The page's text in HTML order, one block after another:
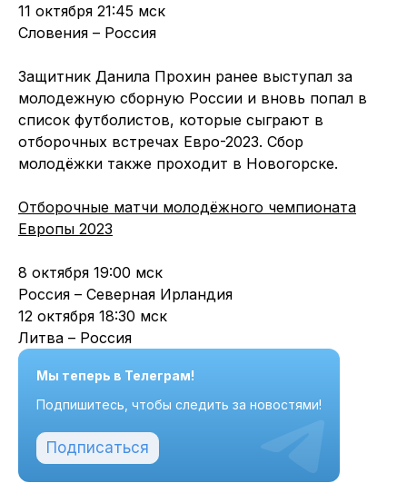
11 октября 21:45 мск
Словения – Россия
Защитник Данила Прохин ранее выступал за
молодежную сборную России и вновь попал в
список футболистов, которые сыграют в
отборочных встречах Евро-2023. Сбор
молодёжки также проходит в Новогорске.
Отборочные матчи молодёжного чемпионата
Европы 2023
8 октября 19:00 мск
Россия – Северная Ирландия
12 октября 18:30 мск
Литва – Россия
Мы теперь в Телеграм!
Подпишитесь, чтобы следить за новостями!
Подписаться